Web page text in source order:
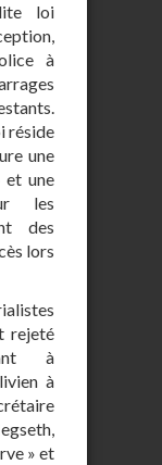
loi
à
réside
une
et une
les
des
lors
rejeté
à
à
» et